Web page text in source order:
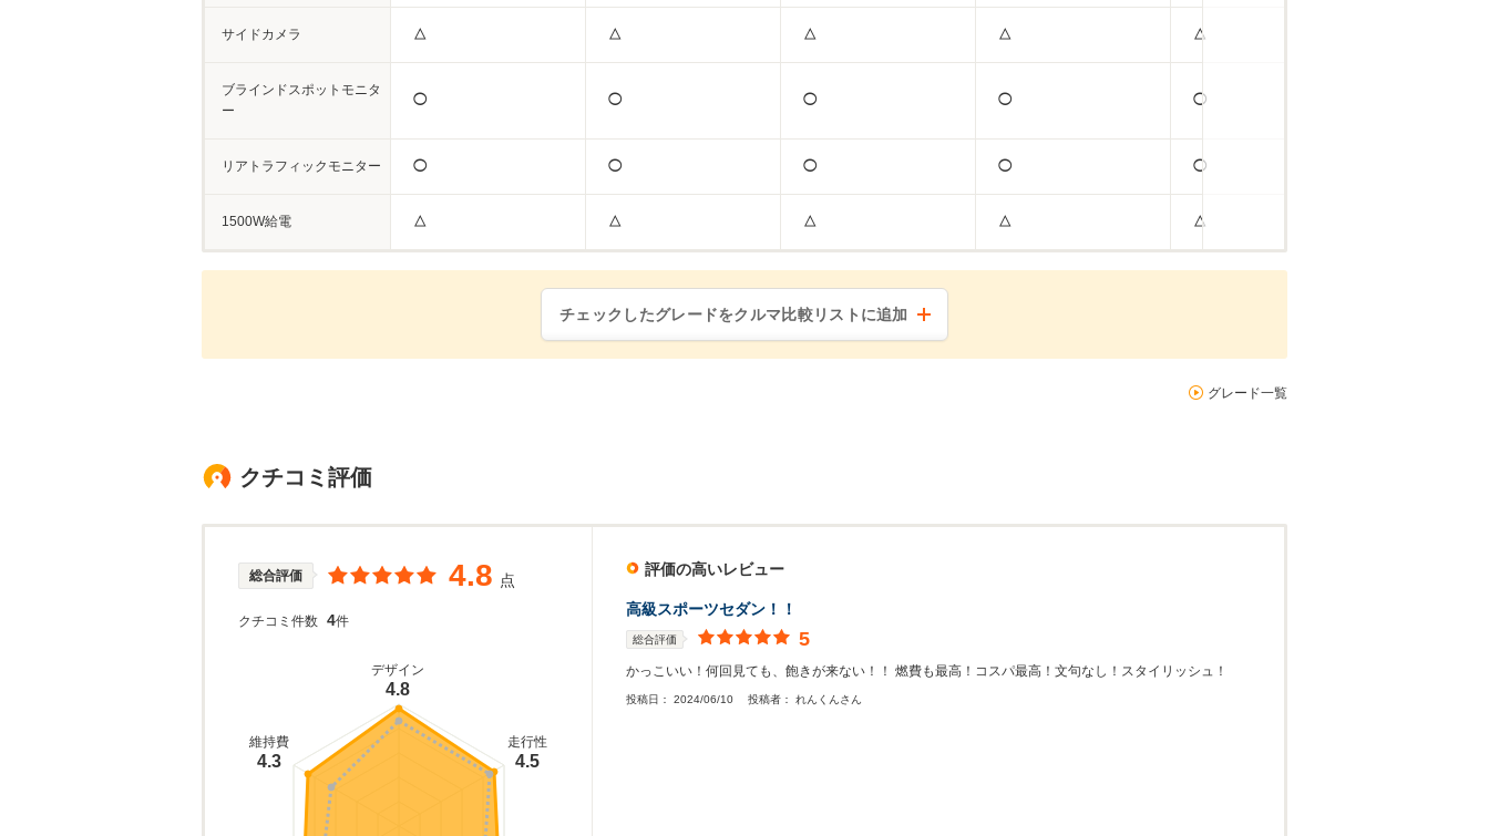
サイドカメラ
ブラインドスポットモニタ
ー
リアトラフィックモニター
1500W給電
△ △ △ △ △
◯ ◯ ◯ ◯ ◯
◯ ◯ ◯ ◯ ◯
△ △ △ △ △
チェックしたグレードをクルマ比較リストに追加
グレード一覧
クチコミ評価
総合評価 4.8 点
クチコミ件数 4件
デザイン
4.8
走行性
4.5
維持費
4.3
評価の高いレビュー
高級スポーツセダン！！
総合評価 5
かっこいい！何回見ても、飽きが来ない！！ 燃費も最高！コスパ最高！文句なし！スタイリッシュ！
投稿日： 2024/06/10 投稿者： れんくんさん